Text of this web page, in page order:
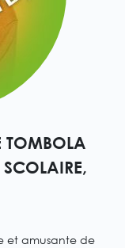
TOMBOLA
et amusante de